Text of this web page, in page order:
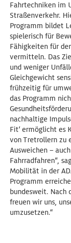
Fahrtechniken im
Straßenverkehr.
Programm bildet
spielerisch für
Fähigkeiten für
vermitteln. Das
und weniger
Gleichgewicht
frühzeitig für
das Programm
nachhaltige
Fit‘ ermöglicht es
von Tretrollern zu
Ausweichen –
Fahrradfahren“,
Mobilität in der
Programm
bundesweit. Nach
freuen wir uns,
umzusetzen.“